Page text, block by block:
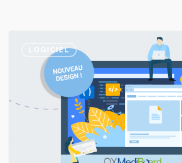
LOGICIEL